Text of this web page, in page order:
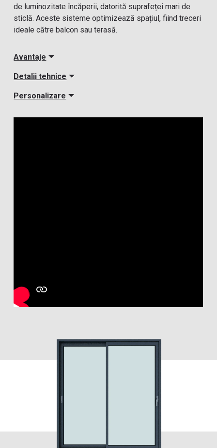
de luminozitate încăperii, datorită suprafeței mari de
sticlă. Aceste sisteme optimizează spațiul, fiind treceri
ideale către balcon sau terasă.
Avantaje
Detalii tehnice
Personalizare